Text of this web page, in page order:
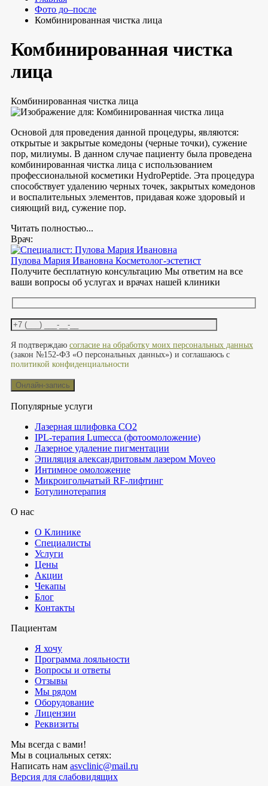
Фото до–после
Комбинированная чистка лица
Комбинированная чистка
лица
Комбинированная чистка лица
Основой для проведения данной процедуры, являются:
открытые и закрытые комедоны (черные точки), сужение
пор, милиумы. В данном случае пациенту была проведена
комбинированная чистка лица с использованием
профессиональной косметики HydroPeptide. Эта процедура
способствует удалению черных точек, закрытых комедонов
и воспалительных элементов, придавая коже здоровый и
сияющий вид, сужение пор.
Читать полностью...
Врач:
Пулова Мария Ивановна Косметолог-эстетист
Получите бесплатную консультацию Мы ответим на все
ваши вопросы об услугах и врачах нашей клиники
Я подтверждаю согласие на обработку моих персональных данных
(закон №152-ФЗ «О персональных данных») и соглашаюсь с
политикой конфиденциальности
Популярные услуги
Лазерная шлифовка СО2
IPL-терапия Lumecca (фотоомоложение)
Лазерное удаление пигментации
Эпиляция александритовым лазером Moveo
Интимное омоложение
Микроигольчатый RF-лифтинг
Ботулинотерапия
О нас
О Клинике
Специалисты
Услуги
Цены
Акции
Чекапы
Блог
Контакты
Пациентам
Я хочу
Программа лояльности
Вопросы и ответы
Отзывы
Мы рядом
Оборудование
Лицензии
Реквизиты
Мы всегда с вами!
Мы в социальных сетях:
Написать нам asvclinic@mail.ru
Версия для слабовидящих